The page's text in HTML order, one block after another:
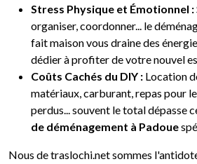
Stress Physique et Émotionnel :
organiser, coordonner... le
fait maison vous draine des
dédier à profiter de votre nouvel
Coûts Cachés du DIY : Location
matériaux, carburant, repas pour
perdus... souvent le total dépasse
de déménagement à Padoue
Nous de traslochi.net sommes